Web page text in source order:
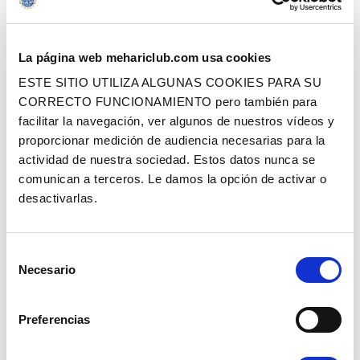
La página web mehariclub.com usa cookies
ESTE SITIO UTILIZA ALGUNAS COOKIES PARA SU
CORRECTO FUNCIONAMIENTO pero también para
facilitar la navegación, ver algunos de nuestros vídeos y
proporcionar medición de audiencia necesarias para la
actividad de nuestra sociedad. Estos datos nunca se
comunican a terceros. Le damos la opción de activar o
desactivarlas.
Necesario
Preferencias
TUBO FRENOS 08 PINZA
DELANTERO
Ref. : 1001620
Precio al público 4.90 €
AÑADIR A LA CESTA
CONJUNTO DE 4 JUNTAS COBRE
10.2X 20,5X 2
Ref. : 1001663
Precio al público 4.90 €